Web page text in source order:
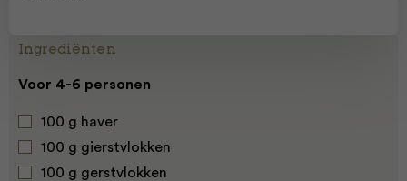
Ingrediënten
Voor 4-6 personen
100 g haver
100 g gierstvlokken
100 g gerstvlokken